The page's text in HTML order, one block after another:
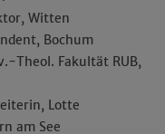
Witten
Bochum
Theol. Fakultät RUB,
Lotte
am See